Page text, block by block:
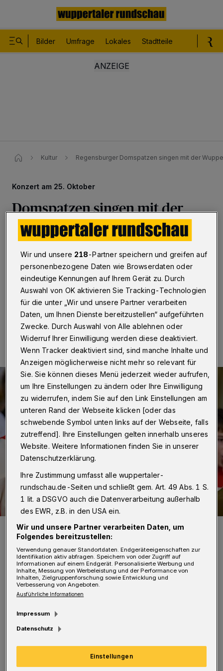
Bilder Umfrage Lokales Stadtteile
Kultur Regensburger Domspatzen singen mit der
Konzert am 25. Oktober
Domspatzen singen mit der
Kurrende
Wuppertal·Die berühmten Regensburger
Domspatzen kommen am 25. Oktober 2023 nach
Wuppertal. Das Konzert beginnt um 19 Uhr in der
Basilika St. Laurentius.
19.10.2023 , 10:30 Uhr Eine Minute Lesezeit
Die Regensburger Domspatzen (Archivbild).
Foto: Michael Vogl
Christian Heiß singen die Jungen und
Jugendlichen der bayerischen Sängerschmiede
ein geistliches Programm. Gastgeber ist die
Wuppertaler Kurrende. Mit einer kleinen
Wir und unsere 218-Partner speichern und greifen auf
personenbezogene Daten wie Browserdaten oder
eindeutige Kennungen auf Ihrem Gerät zu. Durch
Auswahl von OK aktivieren Sie Tracking-Technologien
für die unter „Wir und unsere Partner verarbeiten
Daten, um Ihnen Dienste bereitzustellen“ aufgeführten
Zwecke. Durch Auswahl von Alle ablehnen oder
Widerruf Ihrer Einwilligung werden diese deaktiviert.
Wenn Tracker deaktiviert sind, sind manche Inhalte und
Anzeigen möglicherweise nicht mehr so relevant für
Sie. Sie können dieses Menü jederzeit wieder aufrufen,
um Ihre Einstellungen zu ändern oder Ihre Einwilligung
zu widerrufen, indem Sie auf den Link Einstellungen am
unteren Rand der Webseite klicken [oder das
schwebende Symbol unten links auf der Webseite, falls
zutreffend]. Ihre Einstellungen gelten innerhalb unseres
Website. Weitere Informationen finden Sie in unserer
Datenschutzerklärung.
Ihre Zustimmung umfasst alle wuppertaler-
rundschau.de-Seiten und schließt gem. Art. 49 Abs. 1 S.
1 lit. a DSGVO auch die Datenverarbeitung außerhalb
des EWR, z.B. in den USA ein.
Wir und unsere Partner verarbeiten Daten, um
Folgendes bereitzustellen:
Verwendung genauer Standortdaten. Endgeräteeigenschaften zur
Identifikation aktiv abfragen. Speichern von oder Zugriff auf
Informationen auf einem Endgerät. Personalisierte Werbung und
Inhalte, Messung von Werbeleistung und der Performance von
Inhalten, Zielgruppenforschung sowie Entwicklung und
Verbesserung von Angeboten.
Ausführliche Informationen
Impressum
Datenschutz
Einstellungen